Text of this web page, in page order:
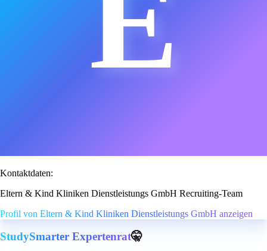
Kontaktdaten:
Eltern & Kind Kliniken Dienstleistungs GmbH Recruiting-Team
Profil von Eltern & Kind Kliniken Dienstleistungs GmbH anzeigen
StudySmarter Expertenrat🤫